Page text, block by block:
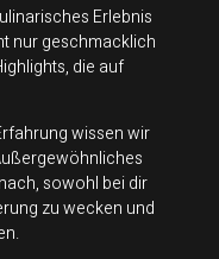
Erlebnis
nur geschmacklich
die auf
wissen wir
sowohl bei dir
zu wecken und